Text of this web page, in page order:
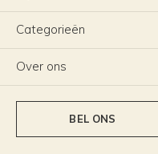
Categorieën
Over ons
BEL ONS